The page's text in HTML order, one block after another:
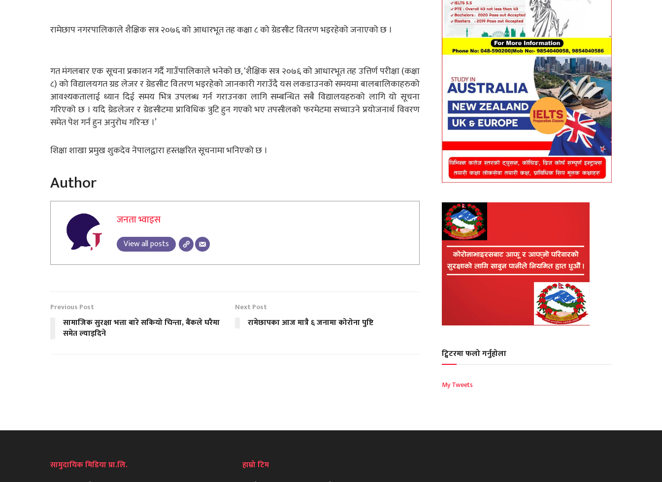
रामेछाप नगरपालिकाले शैक्षिक सत्र २०७६ को आधारभूत तह कक्षा ८ को ग्रेडसीट वितरण भइरहेको जनाएको छ ।
गत मंगलबार एक सूचना प्रकाशन गर्दै गाउँपालिकाले भनेको छ, ‘शैक्षिक सत्र २०७६ को आधारभूत तह उत्तिर्ण परीक्षा (कक्षा
८) को विद्यालयगत ग्रड लेजर र ग्रेडसीट वितरण भइरहेको जानकारी गराउँदै यस लकडाउनको समयमा बालबालिकाहरुको
आवश्यकतालाई ध्यान दिई समय भित्र उपलब्ध गर्न गराउनका लागि सम्बन्धित सबै विद्यालयहरुको लागि यो सूचना
गरिएको छ । यदि ग्रेडलेजर र ग्रेडसीटमा प्राविधिक त्रुटि हुन गएको भए तपसीलको फरमेटमा सच्चाउने प्रयोजनार्थ विवरण
समेत पेश गर्न हुन अनुरोध गरिन्छ ।’
शिक्षा शाखा प्रमुख शुकदेव नेपालद्वारा हस्तक्षरित सूचनामा भनिएको छ ।
Author
जनता भ्वाइस
View all posts
Previous Post
सामाजिक सुरक्षा भत्ता बारे सकियो चिन्ता, बैंकले घरैमा
समेत ल्याइदिने
Next Post
रामेछापका आज मात्रै ६ जनामा कोरोना पुष्टि
ट्विटरमा फलो गर्नुहोला
My Tweets
सामुदायिक मिडिया प्रा.लि. हाम्रो टिम